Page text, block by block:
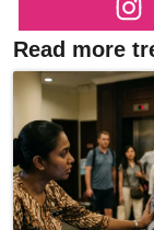
Read more